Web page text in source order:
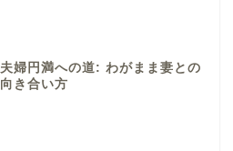
夫婦円満への道: わがまま妻との
向き合い方